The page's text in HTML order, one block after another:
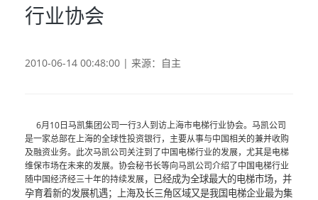
行业协会
2010-06-14 00:48:00 | 来源：自主
6月10日马凯集团公司一行3人到访上海市电梯行业协会。马凯公司
是一家总部在上海的全球性投资银行，主要从事与中国相关的兼并收购
及融资业务。此次马凯公司关注到了中国电梯行业的发展，尤其是电梯
维保市场在未来的发展。协会秘书长等向马凯公司介绍了中国电梯行业
随中国经济经三十年的持续发展，已经成为全球最大的电梯市场，并
孕育着新的发展机遇；上海及长三角区域又是我国电梯企业最为集